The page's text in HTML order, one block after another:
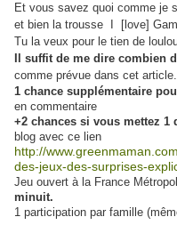
Et vous savez quoi comme je
et bien la trousse I [love]
Tu la veux pour le tien de
Il suffit de me dire combien
comme prévue dans cet article.
1 chance supplémentaire
en commentaire
+2 chances si vous mettez 1
blog avec ce lien
http://
des-jeux-des-surprises-
Jeu ouvert à la France
minuit.
1 participation par famille